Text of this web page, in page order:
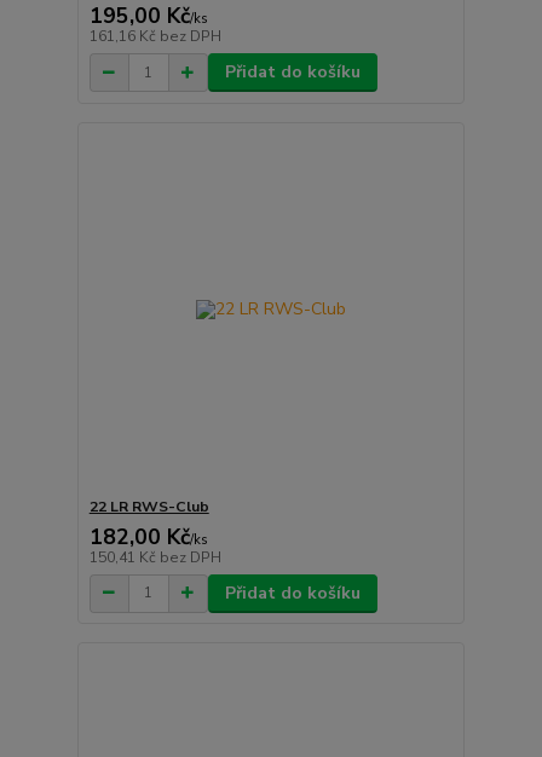
195,00 Kč/ks
161,16 Kč bez DPH
Přidat do košíku
22 LR RWS-Club
182,00 Kč/ks
150,41 Kč bez DPH
Přidat do košíku